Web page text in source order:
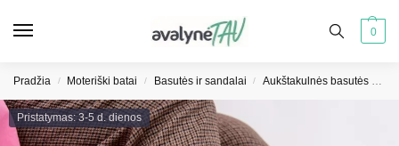
0
Pradžia / Moteriški batai / Basutės ir sandalai / Aukštakulnės basutės moterims
Pristatymas: 3-5 d. dienos